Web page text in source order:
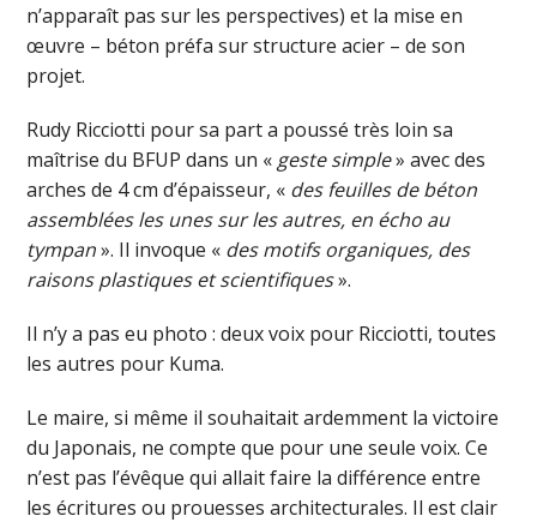
n’apparaît pas sur les perspectives) et la mise en
œuvre – béton préfa sur structure acier – de son
projet.
Rudy Ricciotti pour sa part a poussé très loin sa
maîtrise du BFUP dans un « geste simple» avec des
arches de 4 cm d’épaisseur, « des feuilles de béton
assemblées les unes sur les autres, en écho au
tympan». Il invoque « des motifs organiques, des
raisons plastiques et scientifiques».
Il n’y a pas eu photo : deux voix pour Ricciotti, toutes
les autres pour Kuma.
Le maire, si même il souhaitait ardemment la victoire
du Japonais, ne compte que pour une seule voix. Ce
n’est pas l’évêque qui allait faire la différence entre
les écritures ou prouesses architecturales. Il est clair